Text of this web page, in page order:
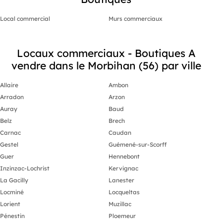
débroussaillement, sont disponibles sur le site
Géorisques : M mandataire indépendant en
immobilier (sans détention de fonds), agent
carte de démarchage immobilier pour le compte
de la société SAS.
Local commercial Murs commerciaux
Locaux commerciaux - Boutiques A
vendre dans le Morbihan (56) par ville
Allaire
Ambon
Arradon
Arzon
Auray
Baud
Belz
Brech
Carnac
Caudan
Gestel
Guémené-sur-Scorff
Guer
Hennebont
Inzinzac-Lochrist
Kervignac
La Gacilly
Lanester
Locminé
Locqueltas
Lorient
Muzillac
Pénestin
Ploemeur